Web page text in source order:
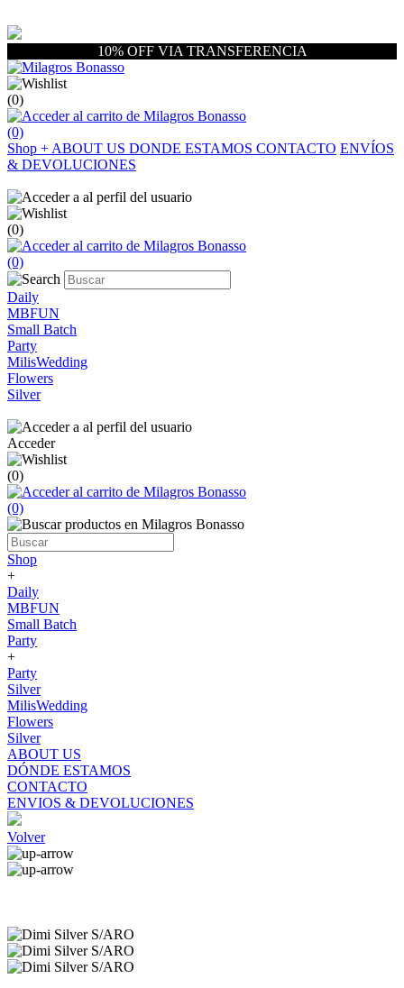
10% OFF VIA TRANSFERENCIA
(0)
(0)
Shop + ABOUT US DONDE ESTAMOS CONTACTO ENVÍOS
& DEVOLUCIONES
(0)
(0)
Daily
MBFUN
Small Batch
Party
MilisWedding
Flowers
Silver
Acceder
(0)
(0)
Shop
+
Daily
MBFUN
Small Batch
Party
+
Party
Silver
MilisWedding
Flowers
Silver
ABOUT US
DÓNDE ESTAMOS
CONTACTO
ENVIOS & DEVOLUCIONES
Volver